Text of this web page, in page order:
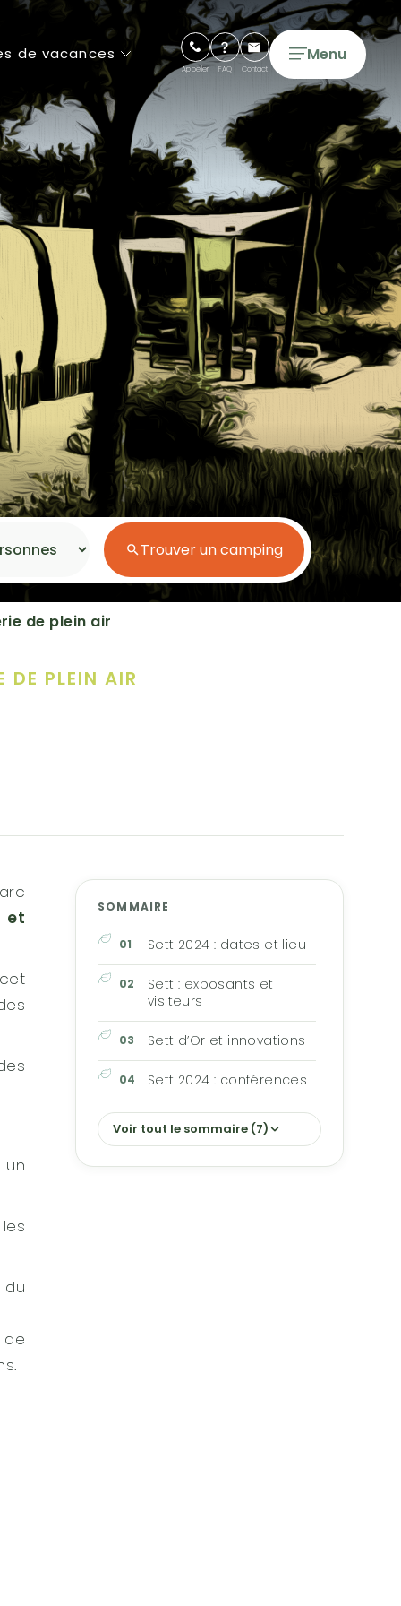
de vacances
Campings 5 étoiles
Campings 4 étoiles
Cottages de Luxe
Tentes & Lodges Glamping
Longs séjours
Courts séjours
Espace aquatique
Accès direct plage
Séjour en bord de mer
Séjour nature
Appeler FAQ Contact
Menu
Trouver un camping
de plein air
DE PLEIN AIR
et
du
de
SOMMAIRE
Sett 2024 : dates et lieu
Sett : exposants et
visiteurs
Sett d’Or et innovations
Sett 2024 : conférences
Voir tout le sommaire (7)